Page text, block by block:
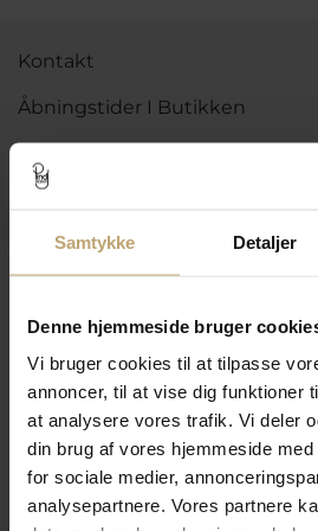
Samtykke Detaljer
Denne hjemmeside bruger
Vi bruger cookies til at tilpasse
annoncer, til at vise dig funktioner
at analysere vores trafik. Vi deler
din brug af vores hjemmeside
for sociale medier,
analysepartnere. Vores partnere
Kontakt
Åbningstider I Butikken
Leveringsmuligheder
Betalingsmuligheder
Sikker Og Tryg E-Handel